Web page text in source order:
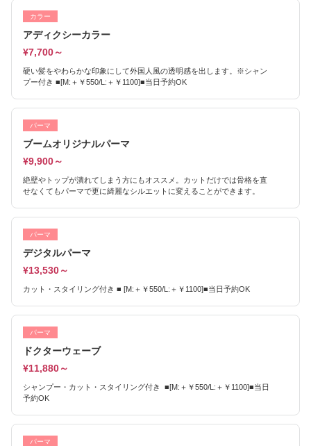
カラー
アディクシーカラー
¥7,700～
硬い髪をやわらかな印象にして外国人風の透明感を出します。※シャン
プー付き ■[M:＋￥550/L:＋￥1100]■当日予約OK
パーマ
ブームオリジナルパーマ
¥9,900～
絶壁やトップが潰れてしまう方にもオススメ。カットだけでは骨格を直
せなくてもパーマで更に綺麗なシルエットに変えることができます。
パーマ
デジタルパーマ
¥13,530～
カット・スタイリング付き ■ [M:＋￥550/L:＋￥1100]■当日予約OK
パーマ
ドクターウェーブ
¥11,880～
シャンプー・カット・スタイリング付き ■[M:＋￥550/L:＋￥1100]■当日
予約OK
パーマ